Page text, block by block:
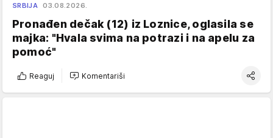
SRBIJA 03.08.2026.
Pronađen dečak (12) iz Loznice, oglasila se
majka: "Hvala svima na potrazi i na apelu za
pomoć"
Reaguj Komentariši